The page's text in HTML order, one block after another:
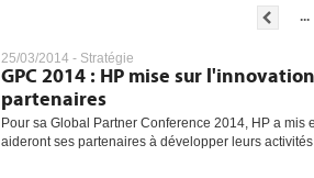
...
25/03/2014 - Stratégie
GPC 2014 : HP mise sur
partenaires
Pour sa Global Partner Conference 2014, HP a mis
aideront ses partenaires à développer leurs activités